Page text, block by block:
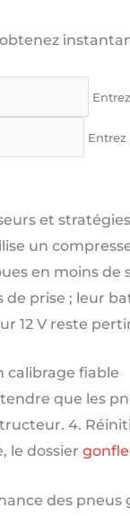
et
un
en moins
prise ; leur
12 V reste
calibrage fiable
que les
4.
le dossier
des pneus